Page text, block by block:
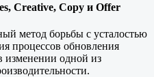
Creative, Copy и Offer
метод борьбы с усталостью
процессов обновления
изменении одной из